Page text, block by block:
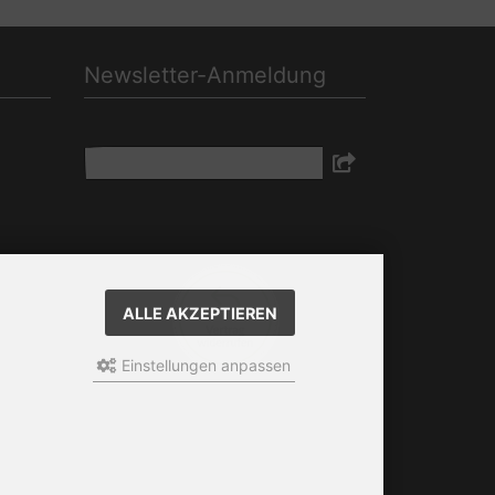
Newsletter-Anmeldung
ALLE AKZEPTIEREN
Einstellungen anpassen